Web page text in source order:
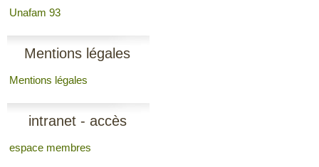
Unafam 93
Mentions légales
Mentions légales
intranet - accès
membres
espace membres